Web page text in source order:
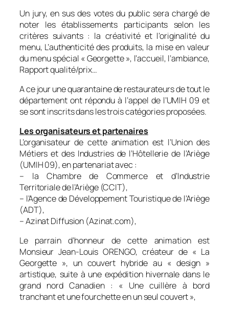
Un jury, en sus des votes du public sera chargé de
noter les établissements participants selon les
critères suivants : la créativité et l’originalité du
menu, L’authenticité des produits, la mise en valeur
du menu spécial « Georgette », l’accueil, l’ambiance,
Rapport qualité/prix…
A ce jour une quarantaine de restaurateurs de tout le
département ont répondu à l’appel de l’UMIH 09 et
se sont inscrits dans les trois catégories proposées.
Les organisateurs et partenaires
L’organisateur de cette animation est l’Union des
Métiers et des Industries de l’Hôtellerie de l’Ariège
(UMIH 09), en partenariat avec :
– la Chambre de Commerce et d’Industrie
Territoriale de l’Ariège (CCIT),
– l’Agence de Développement Touristique de l’Ariège
(ADT),
– Azinat Diffusion (Azinat.com),
Le parrain d’honneur de cette animation est
Monsieur Jean-Louis ORENGO, créateur de « La
Georgette », un couvert hybride au « design »
artistique, suite à une expédition hivernale dans le
grand nord Canadien : « Une cuillère à bord
tranchant et une fourchette en un seul couvert »,